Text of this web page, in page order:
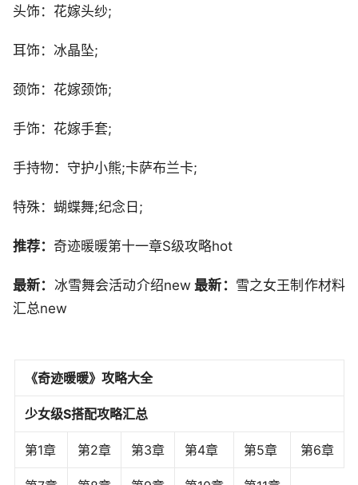
头饰：花嫁头纱;
耳饰：冰晶坠;
颈饰：花嫁颈饰;
手饰：花嫁手套;
手持物：守护小熊;卡萨布兰卡;
特殊：蝴蝶舞;纪念日;
推荐： 奇迹暖暖第十一章S级攻略hot
最新： 冰雪舞会活动介绍new 最新： 雪之女王制作材料
汇总new
《奇迹暖暖》攻略大全
少女级S搭配攻略汇总
第1章 第2章 第3章 第4章 第5章 第6章